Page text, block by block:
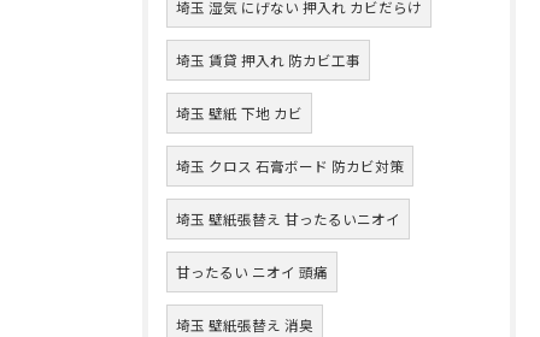
埼玉 湿気 にげない 押入れ カビだらけ
埼玉 賃貸 押入れ 防カビ工事
埼玉 壁紙 下地 カビ
埼玉 クロス 石膏ボード 防カビ対策
埼玉 壁紙張替え 甘ったるいニオイ
甘ったるい ニオイ 頭痛
埼玉 壁紙張替え 消臭